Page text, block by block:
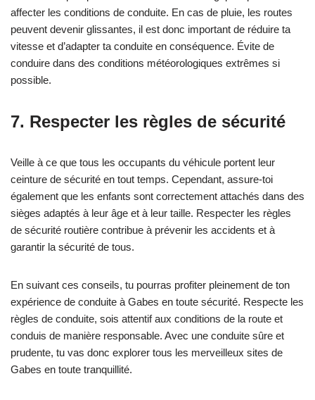
affecter les conditions de conduite. En cas de pluie, les routes
peuvent devenir glissantes, il est donc important de réduire ta
vitesse et d’adapter ta conduite en conséquence. Évite de
conduire dans des conditions météorologiques extrêmes si
possible.
7. Respecter les règles de sécurité
Veille à ce que tous les occupants du véhicule portent leur
ceinture de sécurité en tout temps. Cependant, assure-toi
également que les enfants sont correctement attachés dans des
sièges adaptés à leur âge et à leur taille. Respecter les règles
de sécurité routière contribue à prévenir les accidents et à
garantir la sécurité de tous.
En suivant ces conseils, tu pourras profiter pleinement de ton
expérience de conduite à Gabes en toute sécurité. Respecte les
règles de conduite, sois attentif aux conditions de la route et
conduis de manière responsable. Avec une conduite sûre et
prudente, tu vas donc explorer tous les merveilleux sites de
Gabes en toute tranquillité.